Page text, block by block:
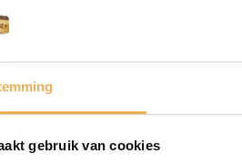
gebruik van cookies